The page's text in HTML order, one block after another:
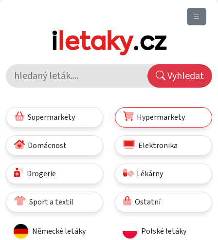
Vyhledat
Supermarkety Hypermarkety
Domácnost Elektronika
Drogerie Lékárny
Sport a textil Ostatní
Německé letáky Polské letáky